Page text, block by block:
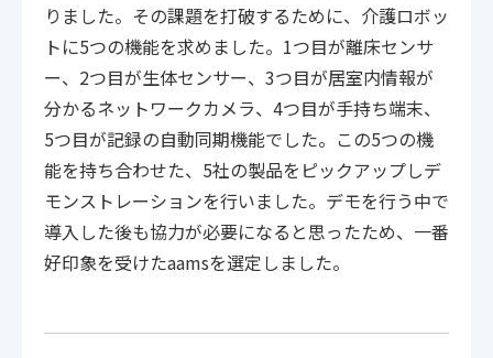
りました。その課題を打破するために、介護ロボッ
トに5つの機能を求めました。1つ目が離床センサ
ー、2つ目が生体センサー、3つ目が居室内情報が
分かるネットワークカメラ、4つ目が手持ち端末、
5つ目が記録の自動同期機能でした。この5つの機
能を持ち合わせた、5社の製品をピックアップしデ
モンストレーションを行いました。デモを行う中で
導入した後も協力が必要になると思ったため、一番
好印象を受けたaamsを選定しました。